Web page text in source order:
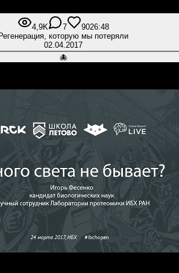
4,9K 7 9026:48
которую мы потеряли
02.04.2017
🐙